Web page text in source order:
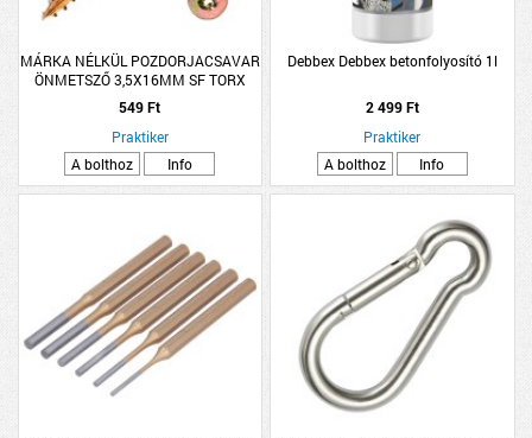
MÁRKA NÉLKÜL POZDORJACSAVAR
ÖNMETSZŐ 3,5X16MM SF TORX
SÁRGA HORGANYZOTT 30DB/CSM
549 Ft
Praktiker
A bolthoz
Info
Debbex Debbex betonfolyosító 1l
2 499 Ft
Praktiker
A bolthoz
Info